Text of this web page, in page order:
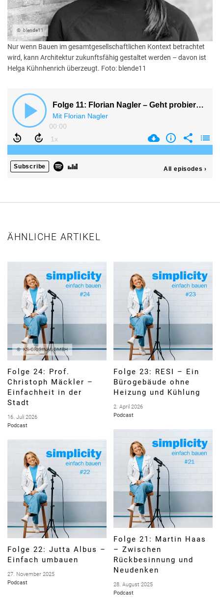
FOLGE 22: JUTTA ALBUS –
EINFACH UMBAUEN
27. NOVEMBER 2025
PODCAST
ZWISCHEN
RÜCKBESINNUNG UND
NEUDENKEN
28. AUGUST 2025
PODCAST
blende11
Nur wenn Bauen im gesamtgesellschaftlichen Kontext betrachtet
wird, kann Architektur zukunftsfähig gestaltet werden – davon ist
Helga Kühnhenrich überzeugt. Foto: blende11
ÄHNLICHE ARTIKEL
KS-ORIGINAL GMBH
Folge 24: Prof.
Christoph Mäckler –
Einfachheit in der
Stadt
16. Juli 2026
Podcast
Folge 23: RESI – Ein
Bürogebäude ohne
Heizung und Kühlung
2. April 2026
Podcast
Folge 22: Jutta Albus –
Einfach umbauen
27. November 2025
Podcast
Folge 21: Martin Haas
– Zwischen
Rückbesinnung und
Neudenken
28. August 2025
Podcast